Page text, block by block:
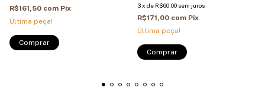
R$161,50 com Pix
Última peça!
3x de R$60,00 sem juros
R$171,00 com Pix
Última peça!
Comprar